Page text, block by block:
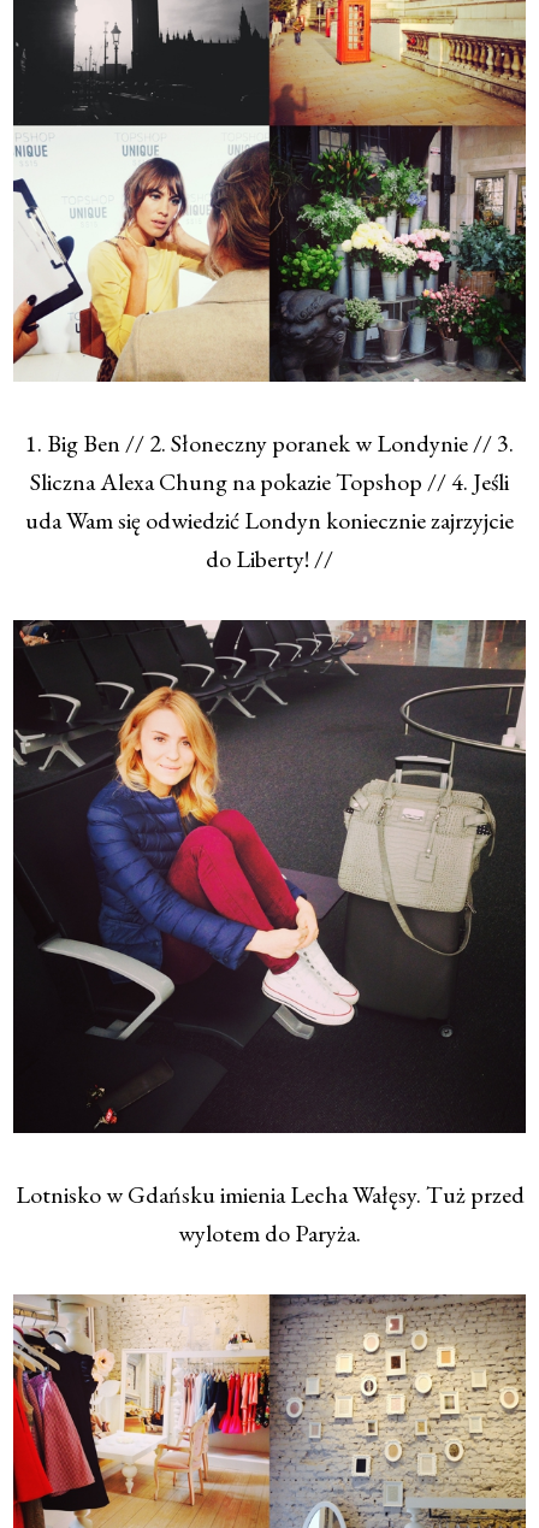
1. Big Ben // 2. Słoneczny poranek w Londynie // 3.
Sliczna Alexa Chung na pokazie Topshop // 4. Jeśli
uda Wam się odwiedzić Londyn koniecznie zajrzyjcie
do Liberty! //
Lotnisko w Gdańsku imienia Lecha Wałęsy. Tuż przed
wylotem do Paryża.